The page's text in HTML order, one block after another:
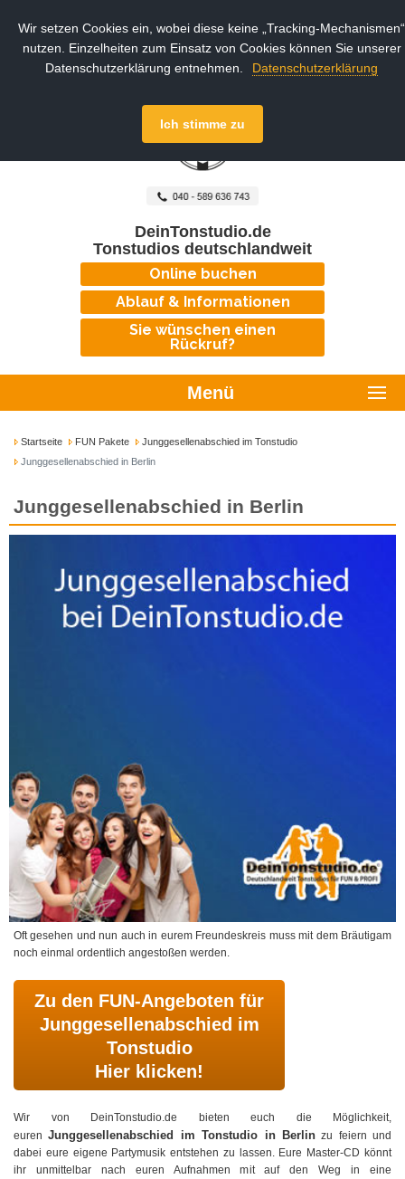
Wir setzen Cookies ein, wobei diese keine „Tracking-Mechanismen“
nutzen. Einzelheiten zum Einsatz von Cookies können Sie unserer
Datenschutzerklärung entnehmen.
Datenschutzerklärung
Ich stimme zu
DeinTonstudio.de
Tonstudios deutschlandweit
Online buchen
Ablauf & Informationen
Sie wünschen einen
Rückruf?
Menü
Startseite FUN Pakete
Junggesellenabschied im Tonstudio
Junggesellenabschied in Berlin
Junggesellenabschied in Berlin
Oft gesehen und nun auch in eurem Freundeskreis muss mit dem Bräutigam
noch einmal ordentlich angestoßen werden.
Zu den FUN-Angeboten für
Junggesellenabschied im
Tonstudio
Hier klicken!
Wir von DeinTonstudio.de bieten euch die Möglichkeit,
eurenJunggesellenabschied im Tonstudio in Berlinzu feiern und
dabei eure eigene Partymusik entstehen zu lassen. Eure Master-CD könnt
ihr unmittelbar nach euren Aufnahmen mit auf den Weg in eine